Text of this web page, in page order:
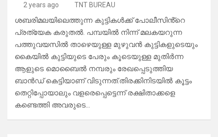
2 years ago TNT BUREAU
ശബരിമലയിലെത്തുന്ന കുട്ടികൾക്ക് പോലീസിൻ്റെ
പ്രത്യേക കരുതൽ. പമ്പയിൽ നിന്ന് മലകയറുന്ന
പത്തുവയസിൽ താഴെയുള്ള മുഴുവൻ കുട്ടികളുടെയും
കൈയിൽ കുട്ടിയുടെ പേരും കൂടെയുള്ള മുതിർന്ന
ആളുടെ മൊബൈൽ നമ്പരും രേഖപ്പെടുത്തിയ
ബാൻഡ് കെട്ടിയാണ് വിടുന്നത്.തിരക്കിനിടയിൽ കൂട്ടം
തെറ്റിപ്പോയാലും വളരെപ്പെട്ടെന്ന് രക്ഷിതാക്കളെ
കണ്ടെത്തി അവരുടെ…